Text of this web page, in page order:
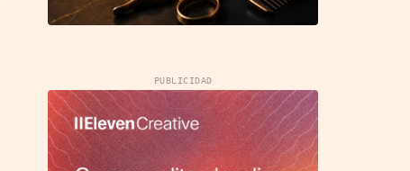
PUBLICIDAD